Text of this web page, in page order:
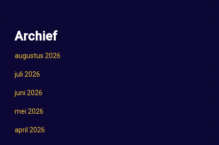
Archief
augustus 2026
juli 2026
juni 2026
mei 2026
april 2026